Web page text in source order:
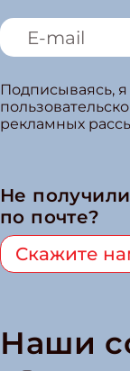
Подписываясь,
рекламных
Не
по почте?
Скажите
Наши